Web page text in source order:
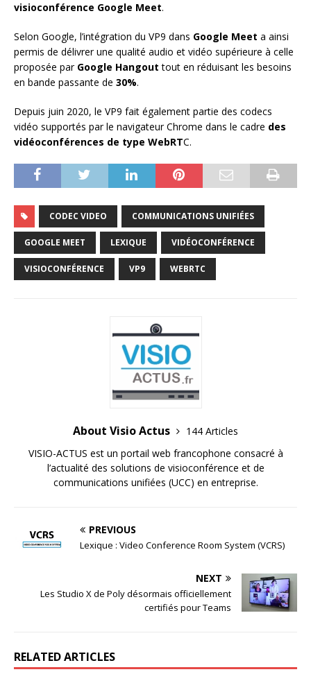
visioconférence Google Meet.
Selon Google, l’intégration du VP9 dans Google Meet a ainsi
permis de délivrer une qualité audio et vidéo supérieure à celle
proposée par Google Hangout tout en réduisant les besoins
en bande passante de 30%.
Depuis juin 2020, le VP9 fait également partie des codecs
vidéo supportés par le navigateur Chrome dans le cadre des
vidéoconférences de type WebRTC.
CODEC VIDEO COMMUNICATIONS UNIFIÉES
GOOGLE MEET LEXIQUE VIDÉOCONFÉRENCE
VISIOCONFÉRENCE VP9 WEBRTC
About Visio Actus
144 Articles
VISIO-ACTUS est un portail web francophone consacré à
l’actualité des solutions de visioconférence et de
communications unifiées (UCC) en entreprise.
PREVIOUS
Lexique : Video Conference Room System (VCRS)
NEXT
Les Studio X de Poly désormais officiellement
certifiés pour Teams
RELATED ARTICLES